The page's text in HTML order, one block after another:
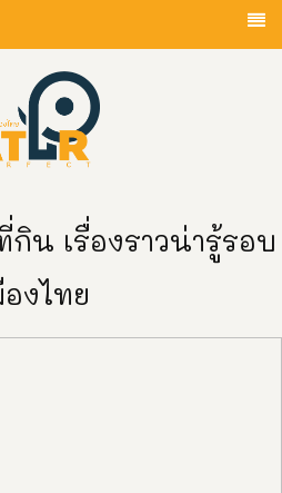
น เรื่องราวน่ารู้รอบ
องไทย